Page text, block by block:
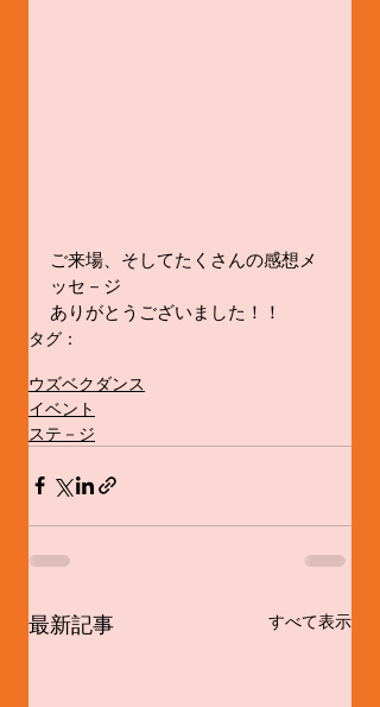
ご来場、そしてたくさんの感想メ
ッセ－ジ
ありがとうございました！！
タグ：
ウズベクダンス
イベント
ステ－ジ
最新記事 すべて表示